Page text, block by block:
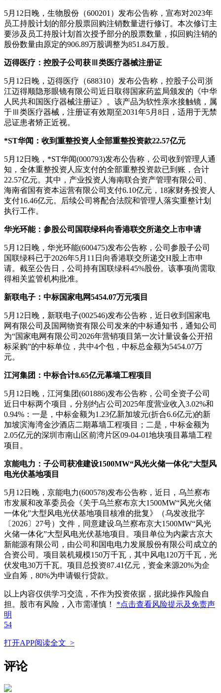
5月12日晚，生物股份（600201）发布公告称，宣布对2023年
员工持股计划的部分股票回购注销数量进行修订。本次修订主
要涉及员工持股计划首次授予部分的股票数量，拟回购注销的
股份数量由原定的906.89万股调整为851.84万股。
迈得医疗 ： 控股子公司获Ⅲ类医疗器械注册证
5月12日晚，迈得医疗（688310）发布公告称，控股子公司浙
江迈得顺隐形眼镜有限公司近日取得国家药监局颁发的《中华
人民共和国医疗器械注册证》。该产品为软性亲水接触镜，属
于Ⅲ类医疗器械，注册证有效期至2031年5月8日，适用于无禁
忌证患者矫正近视。
*ST华闻：收到重整投资人全部重整投资款22.57亿元
5月12日晚，*ST华闻(000793)发布公告称，公司收到管理人通
知，全体重整投资人应支付的全部重整投资款已到账，合计
22.57亿元。其中，产业投资人海南联合资产管理有限公司、
海南省国有资本运营有限公司支付6.10亿元，18家财务投资人
支付16.46亿元。后续公司将配合法院和管理人落实重整计划
执行工作。
华光环能：参股公司国联绿科向香港联交所递交上市申请
5月12日晚，华光环能(600475)发布公告称，公司参股子公司
国联绿科已于2026年5月11日向香港联交所递交H股上市申
请。截至公告日，公司持有国联绿科45%股份。该事项尚需取
得相关监管机构批准。
新联电子：中标国家电网5454.07万元项目
5月12日晚，新联电子(002546)发布公告称，近日收到国家电
网有限公司及国网物资有限公司发来的中标通知书，通知公司
为“国家电网有限公司2026年营销项目第一次计量设备公开招
标采购”的中标单位，共中4个包，中标总金额为5454.07万
元。
江河集团：中标合计8.65亿元幕墙工程项目
5月12日晚，江河集团(601886)发布公告称，公司全资子公司
近日中标两个项目，分别约占公司2025年度营业收入3.02%和
0.94%：一是，中标金额为1.23亿新加坡元(折合6.6亿元)的新
加坡滨海湾金沙酒店二期幕墙工程项目；二是，中标金额为
2.05亿元的深圳市南山区前湾片区09-04-01地块项目幕墙工程
项目。
京能电力：子公司获准建设1500MW“风光火储一体化”大型风
电光伏基地项目
5月12日晚，京能电力(600578)发布公告称，近日，乌兰察布
市发展和改革委员会《关于乌兰察布京大1500MW“风光火储
一体化”大型风电光伏基地项目核准的批复》（乌发改批字
〔2026〕27号）文件，同意建设乌兰察布京大1500MW“风光
火储一体化”大型风电光伏基地项目。项目单位为内蒙古京大
新能源有限公司，由公司和国电电力发展股份有限公司成立的
合资公司。项目装机规模150万千瓦，其中风电120万千瓦，光
伏发电30万千瓦。项目总投资87.41亿元，资金来源20%为企
业自筹，80%为申请银行贷款。
以上内容仅供学习交流，不作为投资依据，据此操作风险自
担。股市有风险，入市需谨慎！ *点击查看风险提示及免责声
明
54
打开APP阅读全文 >
评论